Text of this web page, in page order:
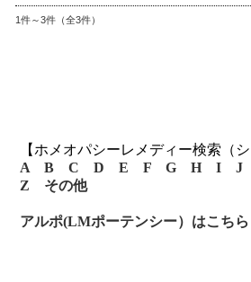
1件～3件（全3件）
【ホメオパシーレメディー検索（
A
B C D E F G H I J
Z
その他
アルポ(LMポーテンシー）はこちら